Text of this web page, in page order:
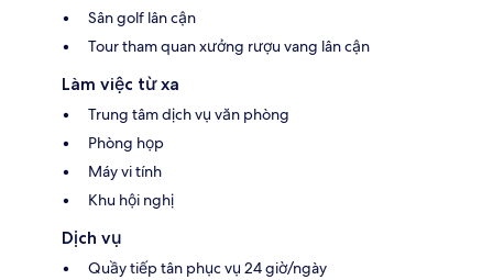
Sân golf lân cận
Tour tham quan xưởng rượu vang lân cận
Làm việc từ xa
Trung tâm dịch vụ văn phòng
Phòng họp
Máy vi tính
Khu hội nghị
Dịch vụ
Quầy tiếp tân phục vụ 24 giờ/ngày